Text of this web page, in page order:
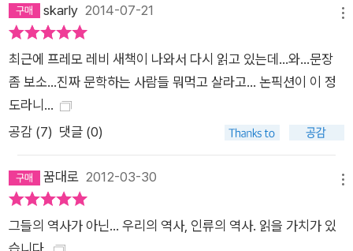
skarly 2014-07-21
최근에 프레모 레비 새책이 나와서 다시 읽고 있는데...와...문장
좀 보소...진짜 문학하는 사람들 뭐먹고 살라고... 논픽션이 이 정
도라니...
공감 (7) 댓글 (0)
꿈대로 2012-03-30
그들의 역사가 아닌... 우리의 역사, 인류의 역사. 읽을 가치가 있